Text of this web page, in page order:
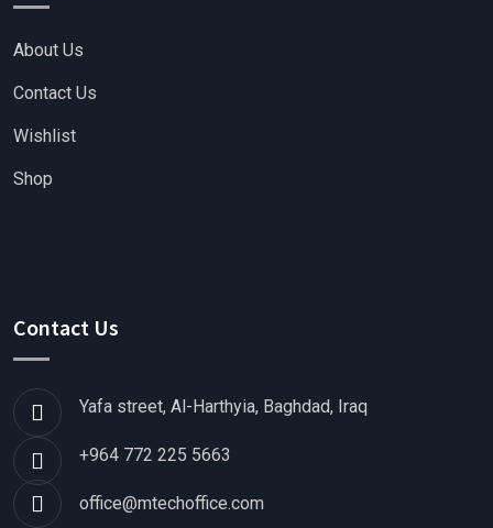
About Us
Contact Us
Wishlist
Shop
Contact Us
Yafa street, Al-Harthyia, Baghdad, Iraq
+964 772 225 5663
office@mtechoffice.com